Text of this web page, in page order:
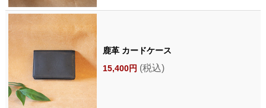
鹿革 カードケース
15,400円 (税込)